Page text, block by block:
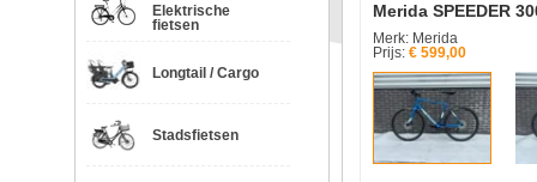
Elektrische
fietsen
Longtail / Cargo
Stadsfietsen
Merida SPEEDER
Merk: Merida
Prijs: € 599,00